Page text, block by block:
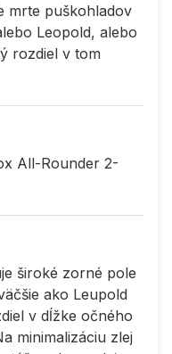
mrte puškohladov
Leopold, alebo
rozdiel v tom
All-Rounder 2-
široké zorné pole
ako Leupold
v dĺžke očného
minimalizáciu zlej